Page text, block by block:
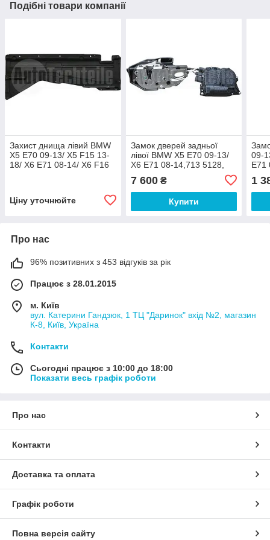
Подібні товари компанії
Захист днища лівий BMW
X5 E70 09-13/ X5 F15 13-
18/ X6 E71 08-14/ X6 F16
Ціну уточнюйте
Замок дверей задньої
лівої BMW X5 E70 09-13/
X6 E71 08-14,713 5128,
7 600₴
Купити
09-
E71
1
Про нас
96% позитивних з 453 відгуків за рік
Працює з 28.01.2015
м. Київ
вул. Катерини Гандзюк, 1 ТЦ "Даринок" вхід №2, магазин
К-8, Київ, Україна
Контакти
Сьогодні працює з 10:00 до 18:00
Показати весь графік роботи
Про нас
Контакти
Доставка та оплата
Графік роботи
Повна версія сайту